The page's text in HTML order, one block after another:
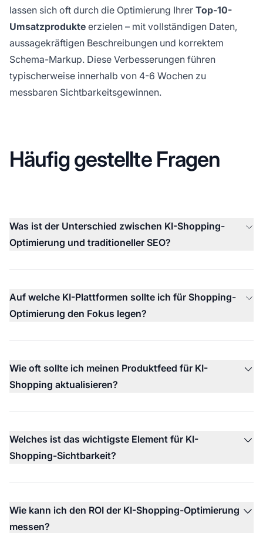
lassen sich oft durch die Optimierung Ihrer Top-10-
Umsatzprodukte erzielen – mit vollständigen Daten,
aussagekräftigen Beschreibungen und korrektem
Schema-Markup. Diese Verbesserungen führen
typischerweise innerhalb von 4-6 Wochen zu
messbaren Sichtbarkeitsgewinnen.
Häufig gestellte Fragen
Was ist der Unterschied zwischen KI-Shopping-
Optimierung und traditioneller SEO?
Auf welche KI-Plattformen sollte ich für Shopping-
Optimierung den Fokus legen?
Wie oft sollte ich meinen Produktfeed für KI-
Shopping aktualisieren?
Welches ist das wichtigste Element für KI-
Shopping-Sichtbarkeit?
Wie kann ich den ROI der KI-Shopping-Optimierung
messen?